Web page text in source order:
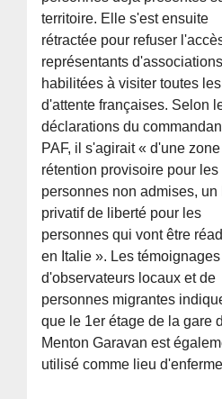
territoire. Elle s'est ensuite
rétractée pour refuser
représentants d'associations
habilitées à visiter toutes
d'attente françaises. Selon
déclarations du
PAF, il s'agirait « d'une
rétention provisoire pour les
personnes non admises, un
privatif de liberté pour les
personnes qui vont être
en Italie ». Les témoignages
d'observateurs locaux et de
personnes migrantes
que le 1er étage de la gare
Menton Garavan est
utilisé comme lieu